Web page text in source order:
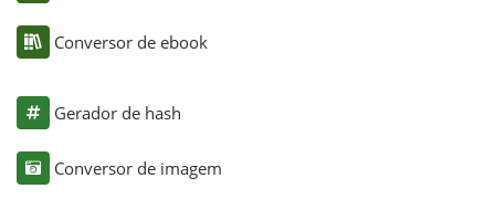
Conversor de ebook
Gerador de hash
Conversor de imagem